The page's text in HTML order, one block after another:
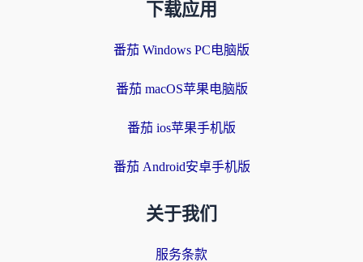
下载应用
番茄 Windows PC电脑版
番茄 macOS苹果电脑版
番茄 ios苹果手机版
番茄 Android安卓手机版
关于我们
服务条款